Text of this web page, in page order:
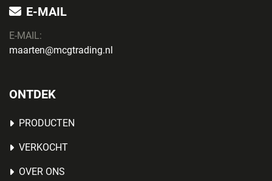
E-MAIL
E-MAIL:
maarten@mcgtrading.nl
ONTDEK
PRODUCTEN
VERKOCHT
OVER ONS